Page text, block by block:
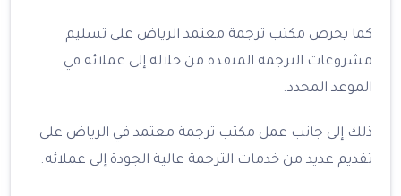
كما يحرص مكتب ترجمة معتمد الرياض على تسليم
مشروعات الترجمة المنفذة من خلاله إلى عملائه في
الموعد المحدد.
ذلك إلى جانب عمل مكتب ترجمة معتمد في الرياض على
تقديم عديد من خدمات الترجمة عالية الجودة إلى عملائه.